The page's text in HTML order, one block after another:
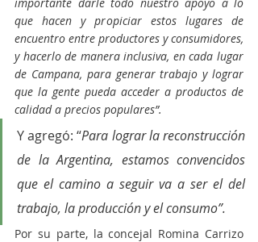
que hacen y propiciar estos lugares de
encuentro entre productores y consumidores,
y hacerlo de manera inclusiva, en cada lugar
de Campana, para generar trabajo y lograr
que la gente pueda acceder a productos de
calidad a precios populares”.
Y agregó: “Para lograr la reconstrucción
de la Argentina, estamos convencidos
que el camino a seguir va a ser el del
trabajo, la producción y el consumo”.
Por su parte, la concejal Romina Carrizo